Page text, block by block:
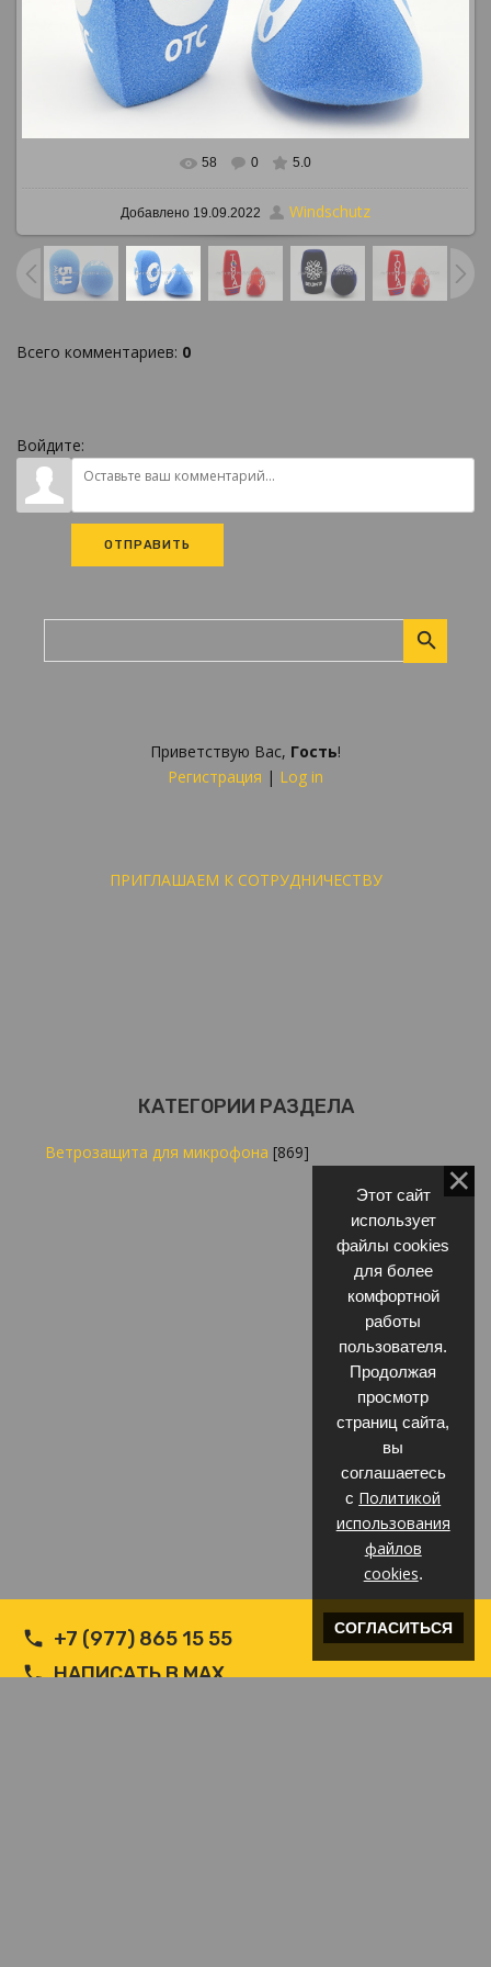
Приветствую Вас, Гость!
Регистрация | Log in
ПРИГЛАШАЕМ К СОТРУДНИЧЕСТВУ
КАТЕГОРИИ РАЗДЕЛА
Ветрозащита для микрофона [869]
В реальном размере 886x650
58 0 5.0
Добавлено 19.09.2022 Windschutz
Всего комментариев: 0
Войдите:
ОТПРАВИТЬ
+7 (977) 865 15 55
НАПИСАТЬ В MAX
Этот сайт
использует
файлы cookies
для более
комфортной
работы
пользователя.
Продолжая
просмотр
страниц сайта,
вы
соглашаетесь
с Политикой
использования
файлов
cookies.
СОГЛАСИТЬСЯ